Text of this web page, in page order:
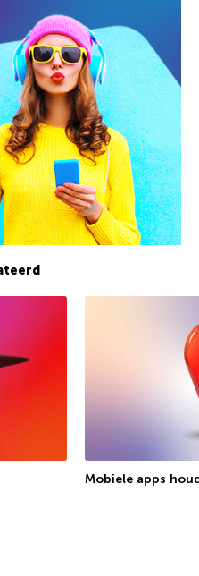
Mobiele apps